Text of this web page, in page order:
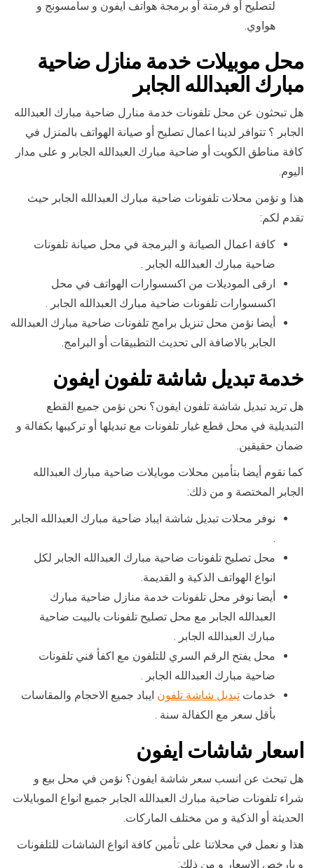
لتصليح أو فرمتة أو برمجة هواتف ايفون و سامسونج و
هواوي.
محل موبيلات خدمة منازل ضاحية
مبارك العبدالله الجابر
هل تبحثون عن محل تلفونات خدمة منارل ضاحية مبارك العبدالله
الجابر ؟ تتوافر لدينا اعمال تصليح أو صيانة الهواتف بالمنزل في
كافة مناطق الكويت أو ضاحية مبارك العبدالله الجابر و على مدار
اليوم.
هذا و نؤمن محلات تلفونات ضاحية مبارك العبدالله الجابر حيث
تقدم لكم:
كافة اعمال الصيانة و البرمجة في محل صيانة تلفونات
ضاحية مبارك العبدالله الجابر .
ارقى الموديلات من اكسسوارات الهواتف في محل
اكسسوارات تلفونات ضاحية مبارك العبدالله الجابر .
أيضا نؤمن محل تنزيل برامج تلفونات ضاحية مبارك العبدالله
الجابر بالاضافة الى تحديث التطبيقات أو البرامج.
خدمة تبديل شاشة تلفون ايفون
هل تريد تبديل شاشة تلفون ايفون؟ نحن نؤمن جميع القطع
التبديلية في محل قطع غيار تلفونات مع تبديلها أو تركيبها بكفالة و
ضمان حقيقين.
كما نقوم أيضا بتأمين محلات موبايلات ضاحية مبارك العبدالله
الجابر المختصة و من ذلك:
نوفر محلات تبديل شاشة ايباد ضاحية مبارك العبدالله الجابر
.
محل تصليح تلفونات ضاحية مبارك العبدالله الجابر لكل
انواع الهواتف الذكية و القديمة.
أيضا نوفر محل تلفونات خدمة منازل ضاحية مبارك
العبدالله الجابر مع محل تصليح تلفونات بالبيت ضاحية
مبارك العبدالله الجابر .
محل يفتح الرقم السري للتلفون مع اكفأ فني تلفونات
ضاحية مبارك العبدالله الجابر .
خدمات تبديل شاشة تلفون ايباد جميع الاحجام والمقاسات
بأقل سعر مع الكفالة سنة .
اسعار شاشات ايفون
هل تبحث عن انسب سعر شاشة ايفون؟ نؤمن في محل بيع و
شراء تلفونات ضاحية مبارك العبدالله الجابر جميع انواع الموبايلات
الحديثة أو الذكية و من مختلف الماركات.
هذا و نعمل في محلاتنا على تأمين كافة انواع الشاشات للتلفونات
و بارخص الاسعار و من ذلك: